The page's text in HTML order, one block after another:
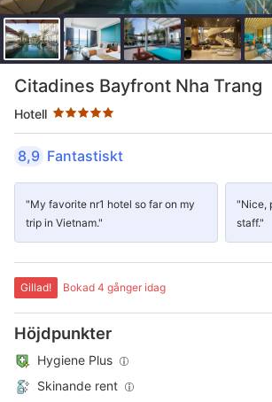
Citadines Bayfront Nha Trang
Hotell
Stjärnklassificering: 5 stjärnor
8,9 Fantastiskt
"My favorite nr1 hotel so far on my
trip in Vietnam."
"Nice,
staff."
Gillad! Bokad 4 gånger idag
Höjdpunkter
Hygiene Plus
Skinande rent